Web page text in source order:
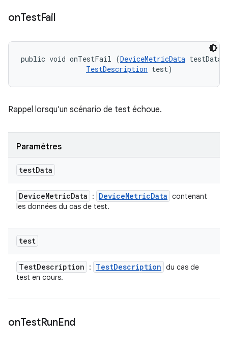
onTestFail
public void onTestFail (DeviceMetricData
TestDescription test)
Rappel lorsqu'un scénario de test échoue.
Paramètres
testData
DeviceMetricData : DeviceMetricData contenant
les données du cas de test.
test
TestDescription : TestDescription du cas de
test en cours.
onTestRunEnd